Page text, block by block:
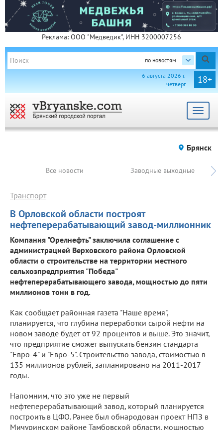
Реклама: ООО "Медведик", ИНН 3200007256
по новостям
18+
6 августа 2026 г.
четверг
Toggle
Брянск
Все новости Заводные выходные
В Орловской области построят
нефтеперерабатывающий завод-миллионник
Транспорт
Компания "Орелнефть" заключила соглашение с
администрацией Верховского района Орловской
области о строительстве на территории местного
сельхозпредприятия "Победа"
нефтеперерабатывающего завода, мощностью до пяти
миллионов тонн в год.
Как сообщает районная газета "Наше время",
планируется, что глубина переработки сырой нефти на
новом заводе будет от 92 процентов и выше. Это значит,
что предприятие сможет выпускать бензин стандарта
"Евро-4" и "Евро-5". Строительство завода, стоимостью в
135 миллионов рублей, запланировано на 2011-2017
годы.
Напомним, что это уже не первый
нефтеперерабатывающий завод, который планируется
построить в ЦФО. Ранее был обнародован проект НПЗ в
Мичуринском районе Тамбовской области, мощностью